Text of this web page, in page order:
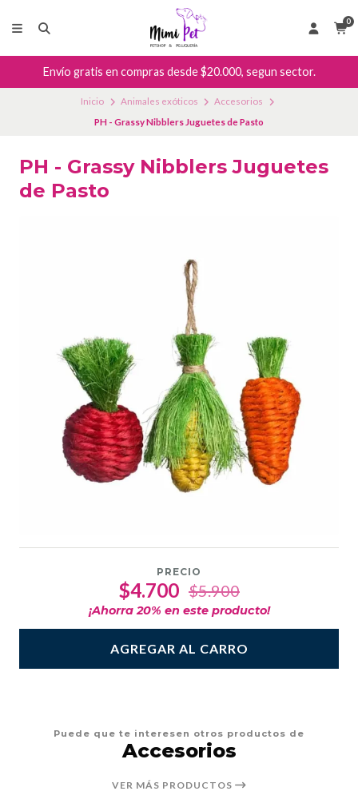
0
Envío gratis en compras desde $20.000, segun sector.
Inicio Animales exóticos
Accesorios
PH - Grassy Nibblers Juguetes de Pasto
PH - Grassy Nibblers Juguetes
de Pasto
PRECIO
$4.700 $5.900
¡Ahorra 20% en este producto!
AGREGAR AL CARRO
Puede que te interesen otros productos de
Accesorios
VER MÁS PRODUCTOS